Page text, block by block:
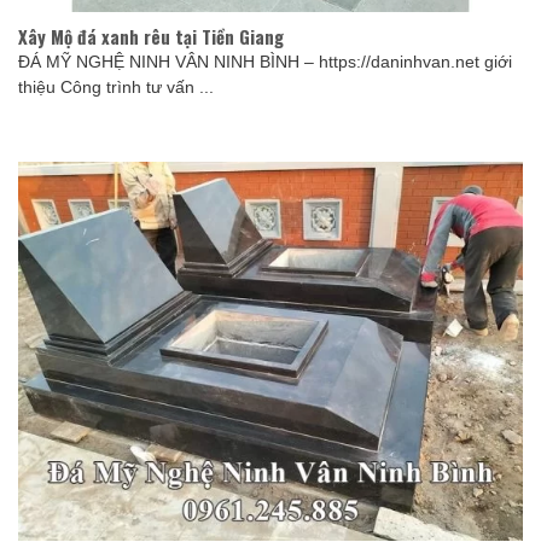
Xây Mộ đá xanh rêu tại Tiền Giang
ĐÁ MỸ NGHỆ NINH VÂN NINH BÌNH – https://daninhvan.net giới
thiệu Công trình tư vấn ...